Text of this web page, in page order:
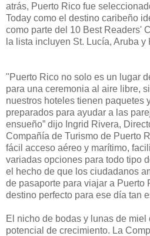
atrás, Puerto Rico fue
Today como el destino caribeño
como parte del 10 Best Readers'
la lista incluyen St. Lucía, Aruba y
"Puerto Rico no solo es un lugar
para una ceremonia al aire libre,
nuestros hoteles tienen paquetes
preparados para ayudar a las
ensueño” dijo Ingrid Rivera,
Compañía de Turismo de Puerto
fácil acceso aéreo y marítimo,
variadas opciones para todo tipo
el hecho de que los ciudadanos
de pasaporte para viajar a Puerto
destino perfecto para ese día tan
El nicho de bodas y lunas de miel
potencial de crecimiento. La